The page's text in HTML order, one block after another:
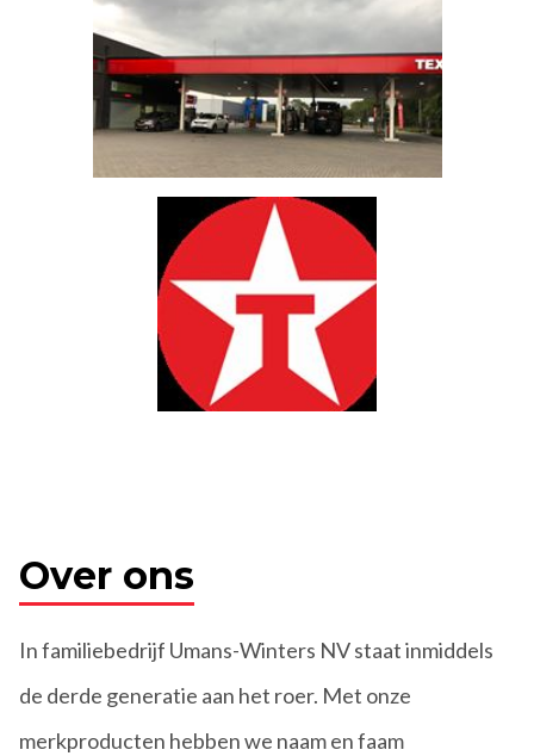
Over ons
In familiebedrijf Umans-Winters NV staat inmiddels
de derde generatie aan het roer. Met onze
merkproducten hebben we naam en faam